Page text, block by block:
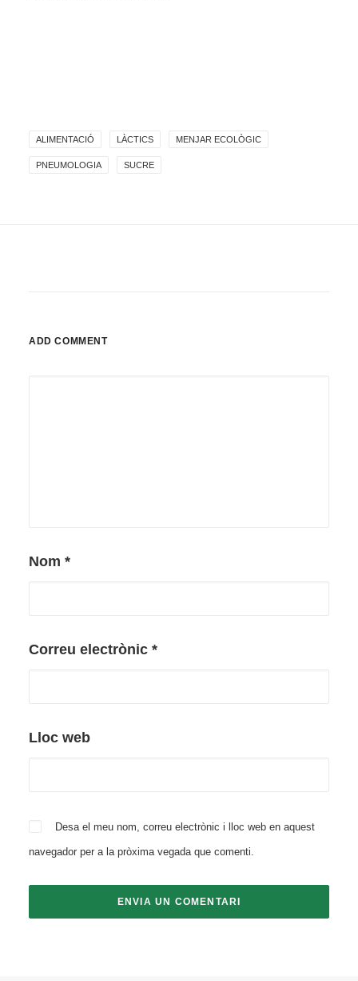
ALIMENTACIÓ LÀCTICS MENJAR ECOLÒGIC
PNEUMOLOGIA SUCRE
ADD COMMENT
Nom *
Correu electrònic *
Lloc web
Desa el meu nom, correu electrònic i lloc web en aquest
navegador per a la pròxima vegada que comenti.